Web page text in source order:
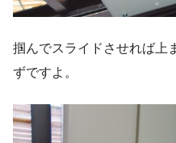
掴んでスライドさせれば上
ずですよ。